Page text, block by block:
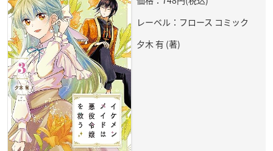
レーベル：フロース コミック
夕木 有 (著)